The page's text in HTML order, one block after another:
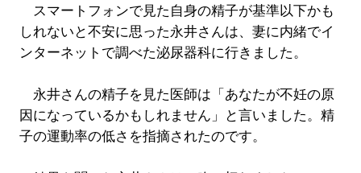
スマートフォンで見た自身の精子が基準以下かも
しれないと不安に思った永井さんは、妻に内緒でイ
ンターネットで調べた泌尿器科に行きました。
永井さんの精子を見た医師は「あなたが不妊の原
因になっているかもしれません」と言いました。精
子の運動率の低さを指摘されたのです。